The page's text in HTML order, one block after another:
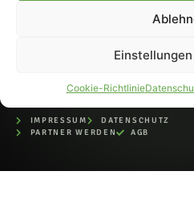
Cookie-Richtlinie
IMPRESSUM
DATENSCHUTZ
PARTNER WERDEN
AGB